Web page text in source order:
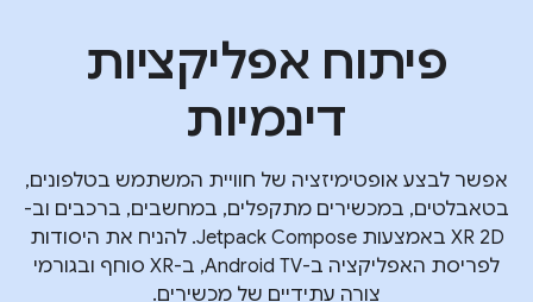
פיתוח אפליקציות
דינמיות
אפשר לבצע אופטימיזציה של חוויית המשתמש בטלפונים,
בטאבלטים, במכשירים מתקפלים, במחשבים, ברכבים וב-
XR 2D באמצעות Jetpack Compose. להניח את היסודות
לפריסת האפליקציה ב-Android TV, ב-XR סוחף ובגורמי
צורה עתידיים של מכשירים.